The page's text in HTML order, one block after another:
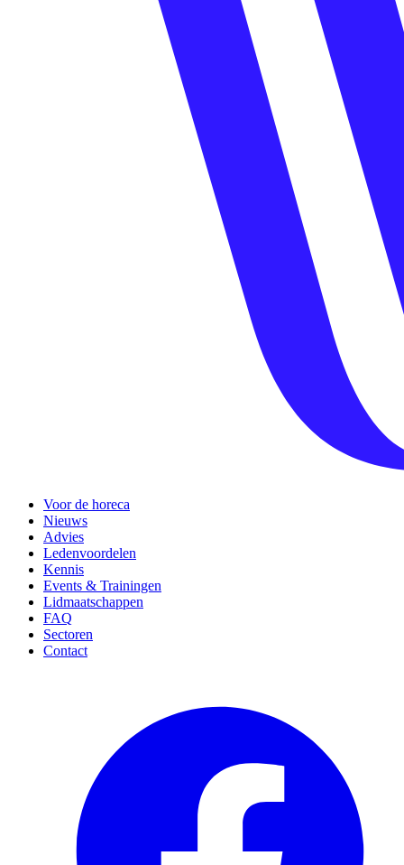
Voor de horeca
Nieuws
Advies
Ledenvoordelen
Kennis
Events & Trainingen
Lidmaatschappen
FAQ
Sectoren
Contact